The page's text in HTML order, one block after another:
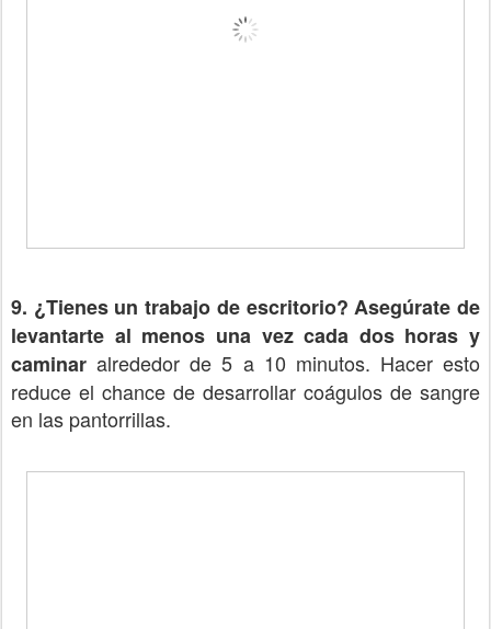
9. ¿Tienes un trabajo de escritorio? Asegúrate de
levantarte al menos una vez cada dos horas y
caminaralrededor de 5 a 10 minutos. Hacer esto
reduce el chance de desarrollar coágulos de sangre
en las pantorrillas.